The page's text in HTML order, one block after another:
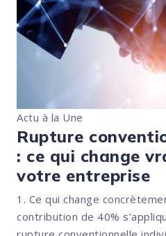
Actu à la Une
Rupture
: ce qui change
votre entreprise
1. Ce qui change
contribution de 40%